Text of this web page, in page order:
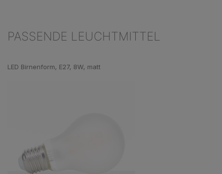
PASSENDE LEUCHTMITTEL
LED Birnenform, E27, 8W, matt